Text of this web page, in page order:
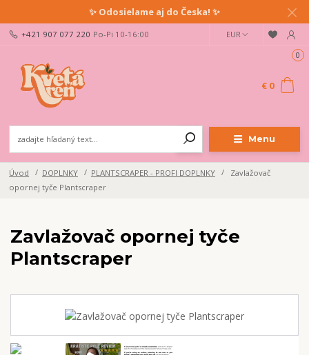
✨ Odosielame aj do Česka! ✨
Menu
EUR
+421 907 077 220 Po-Pi 10-16:00
0
€ 0
Úvod DOPLNKY PLANTSCRAPER - PROFI DOPLNKY
Zavlažovač
opornej tyče Plantscraper
Zavlažovač opornej tyče
Plantscraper
Ahoj milovník rastlín!
Prihlás sa na newsletter a získaj zľavu na nákup!
Prajem si odoberať novinky e-mailom podľa podmienok spracovania
Súhlasím sospracovaním osobných údajov